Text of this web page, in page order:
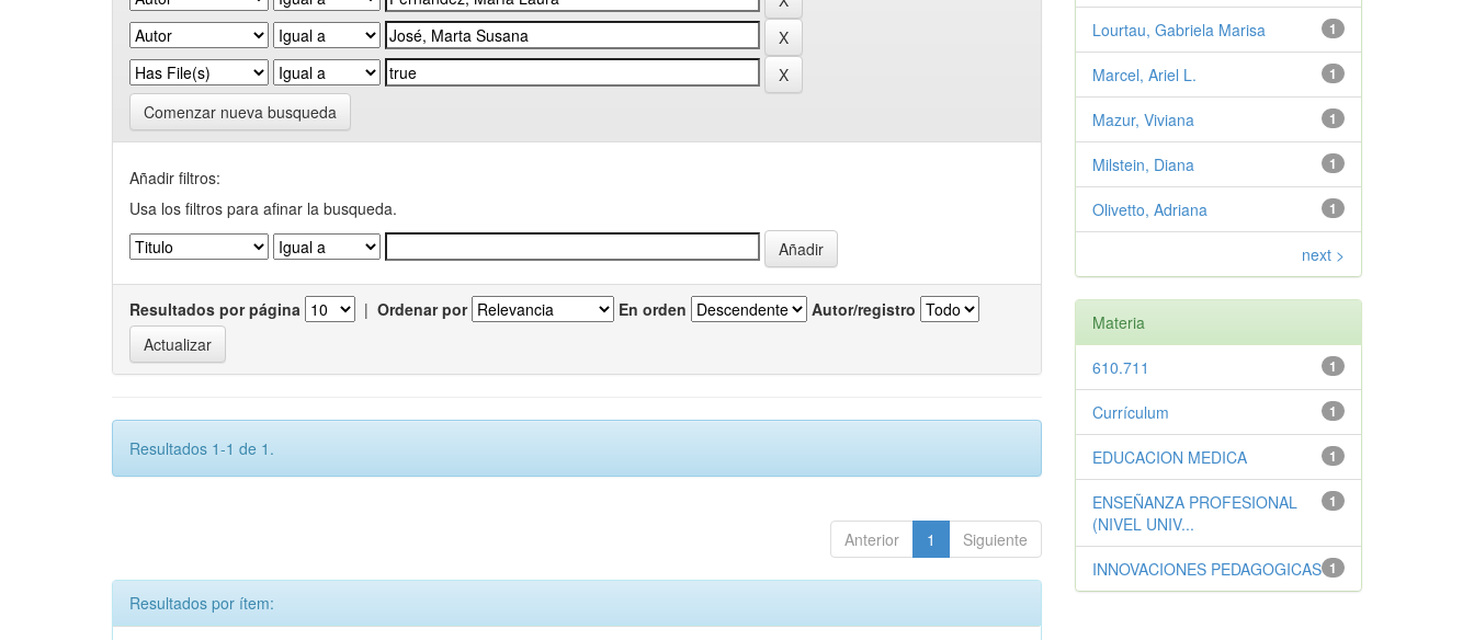
Comenzar nueva busqueda
Añadir filtros:
Usa los filtros para afinar la busqueda.
Resultados por página | Ordenar por En orden Autor/registro
Resultados 1-1 de 1.
Anterior 1 Siguiente
Resultados por ítem:
1
Lourtau, Gabriela Marisa
1
Marcel, Ariel L.
1
Mazur, Viviana
1
Milstein, Diana
1
Olivetto, Adriana
next >
Materia
1
610.711
1
Currículum
1
EDUCACION MEDICA
1
ENSEÑANZA PROFESIONAL
(NIVEL UNIV...
1
INNOVACIONES PEDAGOGICAS